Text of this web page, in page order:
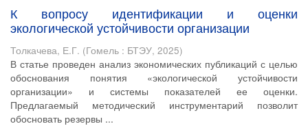
К вопросу идентификации и оценки
экологической устойчивости организации
Толкачева, Е.Г. (Гомель : БТЭУ, 2025)
В статье проведен анализ экономических публикаций с целью
обоснования понятия «экологической устойчивости
организации» и системы показателей ее оценки.
Предлагаемый методический инструментарий позволит
обосновать резервы ...